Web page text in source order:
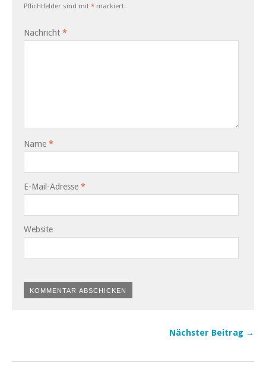
Pflichtfelder sind mit * markiert.
Nachricht *
Name *
E-Mail-Adresse *
Website
Nächster Beitrag →